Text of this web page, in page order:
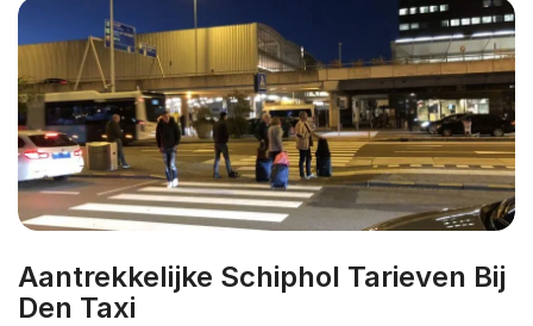
Aantrekkelijke Schiphol Tarieven Bij
Den Taxi